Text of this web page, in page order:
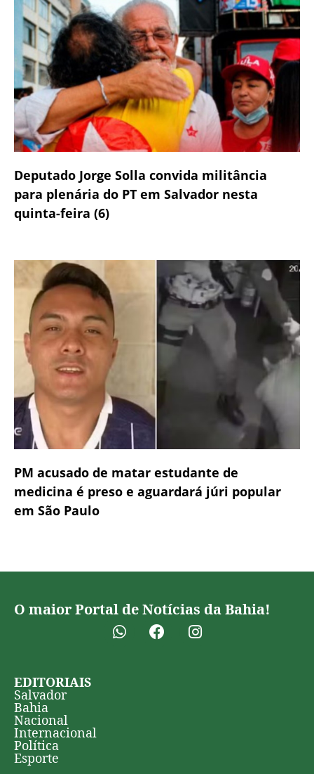
Deputado Jorge Solla convida militância
para plenária do PT em Salvador nesta
quinta-feira (6)
PM acusado de matar estudante de
medicina é preso e aguardará júri popular
em São Paulo
O maior Portal de Notícias da Bahia!
EDITORIAIS
Salvador
Bahia
Nacional
Internacional
Política
Esporte